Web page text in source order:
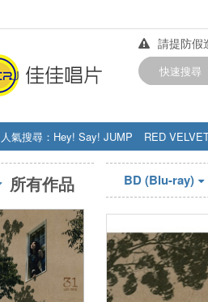
佳佳唱片
請提防假
【中華門
快速搜尋
人氣搜尋： Hey! Say! JUMP RED
STRAY KIDS
盧廣仲 周杰伦
所有作品 BD (Blu-ray)